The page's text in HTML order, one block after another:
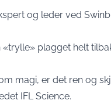
og leder ved
«trylle» plagget helt
magi, er det ren og
IFL Science.